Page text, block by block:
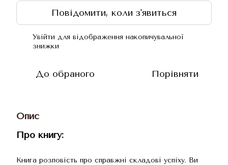
Повідомити, коли з'явиться
Увійти для відображення накопичувальної
знижки
До обраного Порівняти
Опис
Про книгу:
Книга розповість про справжні складові успіху. Ви